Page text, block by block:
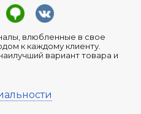
влюбленные в свое
к каждому клиенту.
вариант товара и